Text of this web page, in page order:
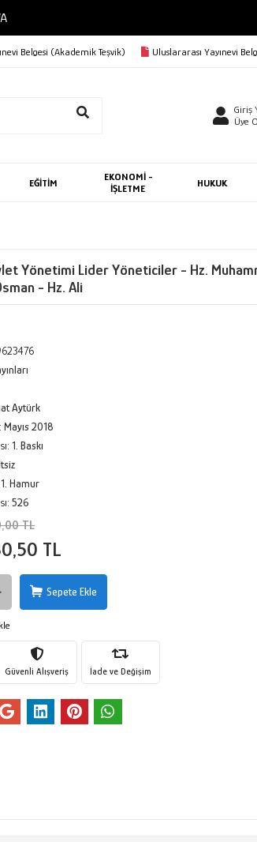
Belgesi (Akademik Teşvik) Uluslararası Yayınevi
Giriş
Üye
EĞİTİM
EKONOMİ -
İŞLETME
HUKUK
Yönetimi Lider Yöneticiler - Hz.
- Hz. Ali
Aytürk
Mayıs 2018
1. Baskı
1. Hamur
526
TL
TL
Sepete Ekle
Güvenli Alışveriş İade ve Değişim